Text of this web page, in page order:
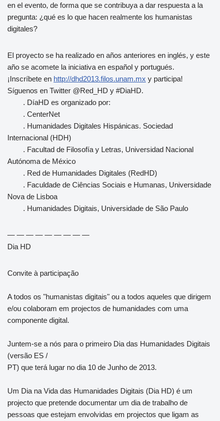
en el evento, de forma que se contribuya a dar respuesta a la
pregunta: ¿qué es lo que hacen realmente los humanistas
digitales?
El proyecto se ha realizado en años anteriores en inglés, y este
año se acomete la iniciativa en español y portugués.
¡Inscríbete en http://dhd2013.filos.unam.mx y participa!
Síguenos en Twitter @Red_HD y #DiaHD.
. DíaHD es organizado por:
. CenterNet
. Humanidades Digitales Hispánicas. Sociedad
Internacional (HDH)
. Facultad de Filosofía y Letras, Universidad Nacional
Autónoma de México
. Red de Humanidades Digitales (RedHD)
. Faculdade de Ciências Sociais e Humanas, Universidade
Nova de Lisboa
. Humanidades Digitais, Universidade de São Paulo
— — — — — — — — —
Dia HD
Convite à participação
A todos os "humanistas digitais" ou a todos aqueles que dirigem
e/ou colaboram em projectos de humanidades com uma
componente digital.
Juntem-se a nós para o primeiro Dia das Humanidades Digitais
(versão ES /
PT) que terá lugar no dia 10 de Junho de 2013.
Um Dia na Vida das Humanidades Digitais (Dia HD) é um
projecto que pretende documentar um dia de trabalho de
pessoas que estejam envolvidas em projectos que ligam as